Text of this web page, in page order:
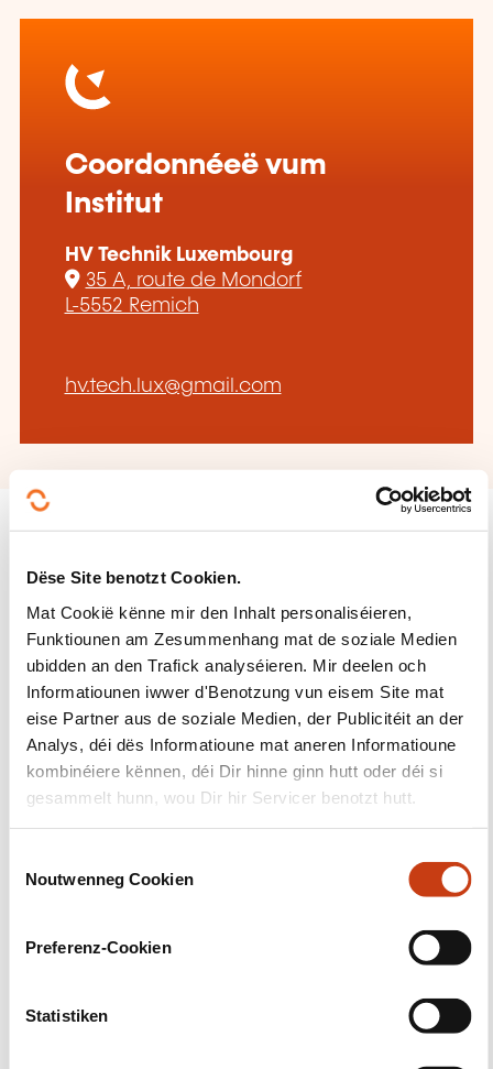
Dëse Site benotzt Cookien.
Mat Cookië kënne mir den Inhalt personaliséieren,
Funktiounen am Zesummenhang mat de soziale Medien
ubidden an den Trafick analyséieren. Mir deelen och
Informatiounen iwwer d'Benotzung vun eisem Site mat
eise Partner aus de soziale Medien, der Publicitéit an der
Analys, déi dës Informatioune mat aneren Informatioune
kombinéiere kënnen, déi Dir hinne ginn hutt oder déi si
gesammelt hunn, wou Dir hir Servicer benotzt hutt.
Noutwenneg Cookien
Preferenz-Cookien
Statistiken
Coordonnéeë vum
Institut
HV Technik Luxembourg
35 A, route de Mondorf
L-5552 Remich
hv.tech.lux@gmail.com
Suivéiert eis!
Facebook
TwitterLinkedInYouTube
Eis kontaktéieren
Abonéiert Iech op Formanews,